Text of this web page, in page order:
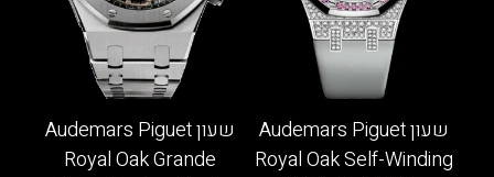
שעון Audemars Piguet
Royal Oak Self-Winding
שעון Audemars Piguet
Royal Oak Grande